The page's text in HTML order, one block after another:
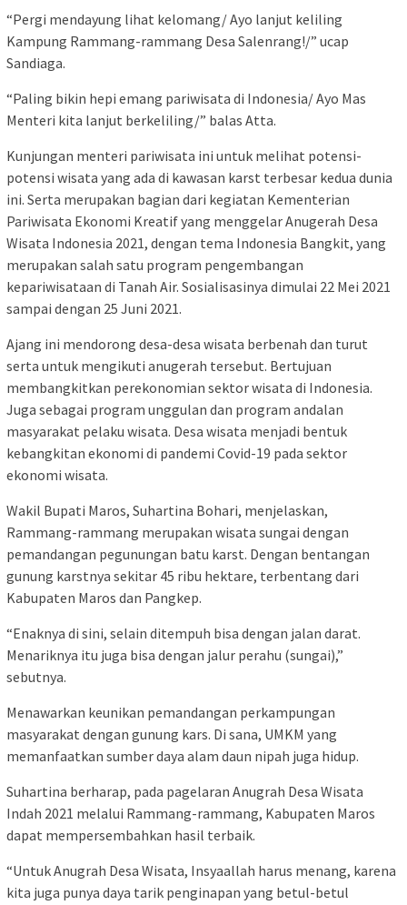
“Pergi mendayung lihat kelomang/ Ayo lanjut keliling
Kampung Rammang-rammang Desa Salenrang!/” ucap
Sandiaga.
“Paling bikin hepi emang pariwisata di Indonesia/ Ayo Mas
Menteri kita lanjut berkeliling/” balas Atta.
Kunjungan menteri pariwisata ini untuk melihat potensi-
potensi wisata yang ada di kawasan karst terbesar kedua dunia
ini. Serta merupakan bagian dari kegiatan Kementerian
Pariwisata Ekonomi Kreatif yang menggelar Anugerah Desa
Wisata Indonesia 2021, dengan tema Indonesia Bangkit, yang
merupakan salah satu program pengembangan
kepariwisataan di Tanah Air. Sosialisasinya dimulai 22 Mei 2021
sampai dengan 25 Juni 2021.
Ajang ini mendorong desa-desa wisata berbenah dan turut
serta untuk mengikuti anugerah tersebut. Bertujuan
membangkitkan perekonomian sektor wisata di Indonesia.
Juga sebagai program unggulan dan program andalan
masyarakat pelaku wisata. Desa wisata menjadi bentuk
kebangkitan ekonomi di pandemi Covid-19 pada sektor
ekonomi wisata.
Wakil Bupati Maros, Suhartina Bohari, menjelaskan,
Rammang-rammang merupakan wisata sungai dengan
pemandangan pegunungan batu karst. Dengan bentangan
gunung karstnya sekitar 45 ribu hektare, terbentang dari
Kabupaten Maros dan Pangkep.
“Enaknya di sini, selain ditempuh bisa dengan jalan darat.
Menariknya itu juga bisa dengan jalur perahu (sungai),”
sebutnya.
Menawarkan keunikan pemandangan perkampungan
masyarakat dengan gunung kars. Di sana, UMKM yang
memanfaatkan sumber daya alam daun nipah juga hidup.
Suhartina berharap, pada pagelaran Anugrah Desa Wisata
Indah 2021 melalui Rammang-rammang, Kabupaten Maros
dapat mempersembahkan hasil terbaik.
“Untuk Anugrah Desa Wisata, Insyaallah harus menang, karena
kita juga punya daya tarik penginapan yang betul-betul